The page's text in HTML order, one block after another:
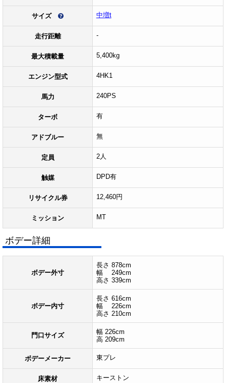
サイズ 中増t
走行距離 -
最大積載量 5,400kg
エンジン型式 4HK1
馬力 240PS
ターボ 有
アドブルー 無
定員 2人
触媒 DPD有
リサイクル券 12,460円
ミッション MT
ボデー詳細
ボデー外寸
長さ 878cm
幅 249cm
高さ 339cm
ボデー内寸
長さ 616cm
幅 226cm
高さ 210cm
門口サイズ
幅 226cm
高 209cm
ボデーメーカー 東プレ
床素材 キーストン